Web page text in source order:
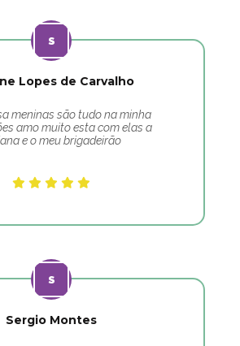
Lopes de Carvalho
meninas são tudo na minha
amo muito esta com elas a
e o meu brigadeirão
Sergio Montes